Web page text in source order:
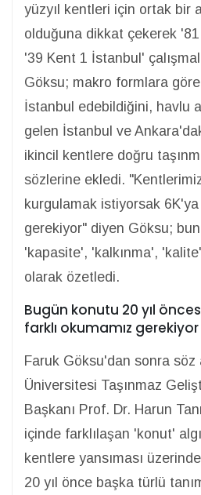
yüzyıl kentleri için ortak bir
olduğuna dikkat çekerek
'39 Kent 1 İstanbul'
Göksu; makro formlara
İstanbul edebildiğini, havlu
gelen İstanbul ve
ikincil kentlere doğru
sözlerine ekledi.
kurgulamak istiyorsak
gerekiyor" diyen Göksu;
'kapasite', 'kalkınma',
olarak özetledi.
Bugün konutu 20 yıl
farklı okumamız gerekiyor
Faruk Göksu'dan sonra söz
Üniversitesi Taşınmaz
Başkanı Prof. Dr. Harun
içinde farklılaşan 'konut'
kentlere yansıması
20 yıl önce başka türlü